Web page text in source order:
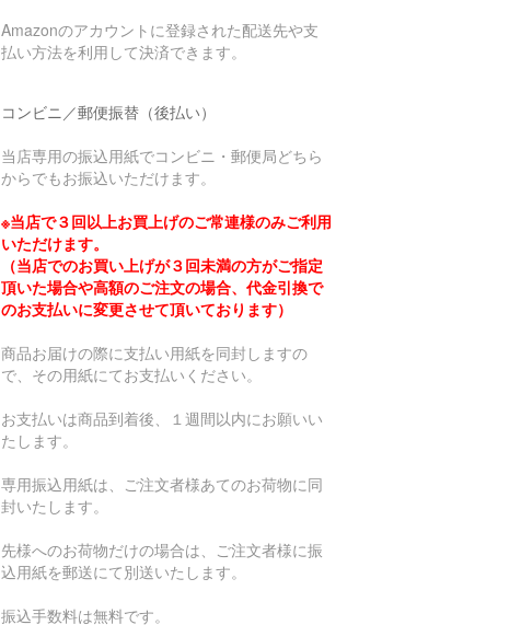
Amazonのアカウントに登録された配送先や支
払い方法を利用して決済できます。
コンビニ／郵便振替（後払い）
当店専用の振込用紙でコンビニ・郵便局どちら
からでもお振込いただけます。
※当店で３回以上お買上げのご常連様のみご利用
いただけます。
（当店でのお買い上げが３回未満の方がご指定
頂いた場合や高額のご注文の場合、代金引換で
のお支払いに変更させて頂いております）
商品お届けの際に支払い用紙を同封しますの
で、その用紙にてお支払いください。
お支払いは商品到着後、１週間以内にお願いい
たします。
専用振込用紙は、ご注文者様あてのお荷物に同
封いたします。
先様へのお荷物だけの場合は、ご注文者様に振
込用紙を郵送にて別送いたします。
振込手数料は無料です。